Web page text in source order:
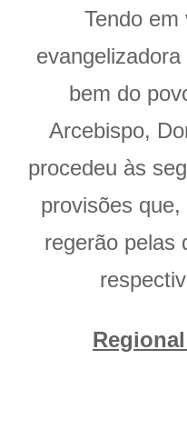
Tendo
bem do
Arcebispo,
procedeu às
provisões
regerão pelas